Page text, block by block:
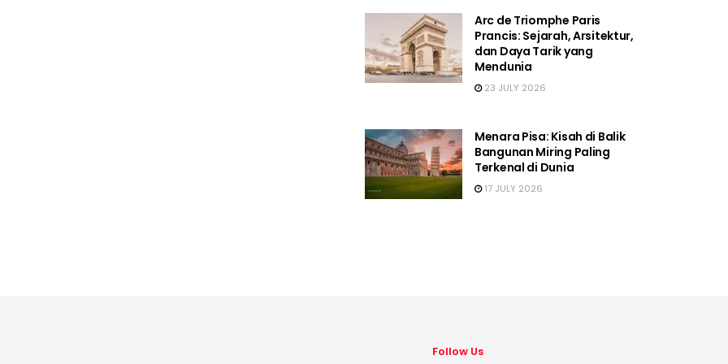
Arc de Triomphe Paris
Prancis: Sejarah, Arsitektur,
dan Daya Tarik yang
Mendunia
23 JULY 2026
Menara Pisa: Kisah di Balik
Bangunan Miring Paling
Terkenal di Dunia
17 JULY 2026
Follow Us